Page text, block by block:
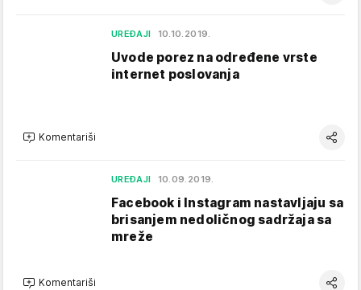
UREĐAJI 10.10.2019.
Uvode porez na određene vrste
internet poslovanja
Komentariši
UREĐAJI 10.09.2019.
Facebook i Instagram nastavljaju sa
brisanjem nedoličnog sadržaja sa
mreže
Komentariši